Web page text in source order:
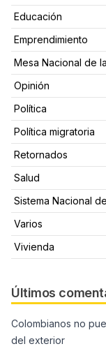
Educación
Emprendimiento
Mesa Nacional de
Opinión
Política
Política migratoria
Retornados
Salud
Sistema Nacional
Varios
Vivienda
Últimos
Colombianos no
del exterior